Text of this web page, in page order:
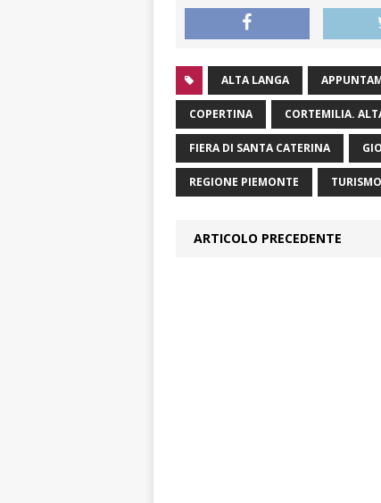
ALTA LANGA
COPERTINA CORTEMILIA.
FIERA DI SANTA CATERINA
REGIONE PIEMONTE TURISMO
ARTICOLO PRECEDENTE